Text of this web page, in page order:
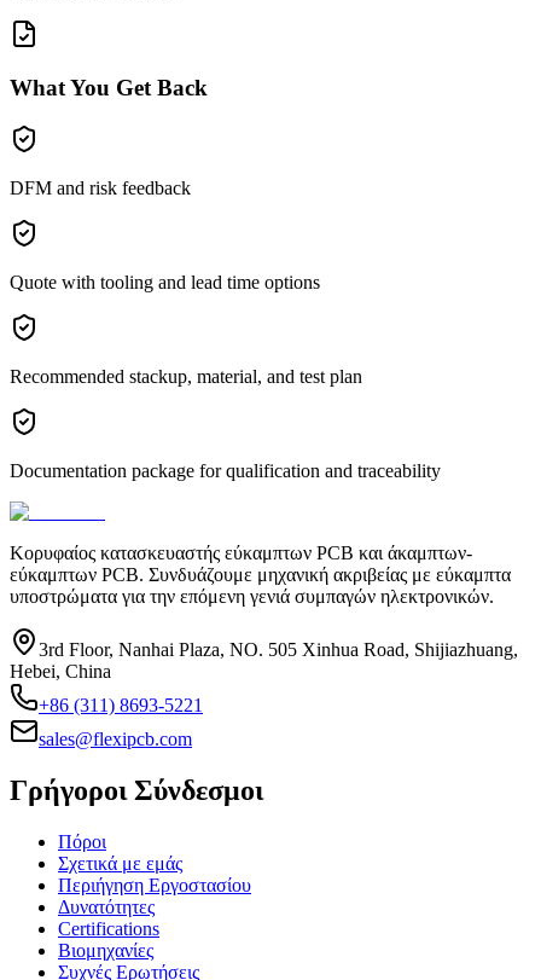
What You Get Back
DFM and risk feedback
Quote with tooling and lead time options
Recommended stackup, material, and test plan
Documentation package for qualification and traceability
Κορυφαίος κατασκευαστής εύκαμπτων PCB και άκαμπτων-
εύκαμπτων PCB. Συνδυάζουμε μηχανική ακριβείας με εύκαμπτα
υποστρώματα για την επόμενη γενιά συμπαγών ηλεκτρονικών.
3rd Floor, Nanhai Plaza, NO. 505 Xinhua Road, Shijiazhuang,
Hebei, China
+86 (311) 8693-5221
sales@flexipcb.com
Γρήγοροι Σύνδεσμοι
Πόροι
Σχετικά με εμάς
Περιήγηση Εργοστασίου
Δυνατότητες
Certifications
Βιομηχανίες
Συχνές Ερωτήσεις